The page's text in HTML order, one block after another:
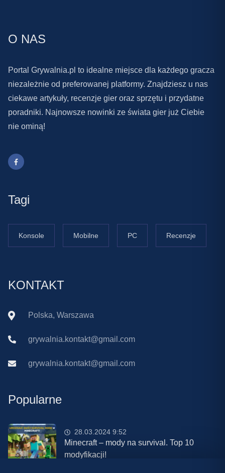
O NAS
Portal Grywalnia.pl to idealne miejsce dla każdego gracza
niezależnie od preferowanej platformy. Znajdziesz u nas
ciekawe artykuły, recenzje gier oraz sprzętu i przydatne
poradniki. Najnowsze nowinki ze świata gier już Ciebie
nie ominą!
Tagi
Konsole Mobilne PC Recenzje
KONTAKT
Polska, Warszawa
grywalnia.kontakt@gmail.com
grywalnia.kontakt@gmail.com
Popularne
28.03.2024 9:52
Minecraft – mody na survival. Top 10
modyfikacji!